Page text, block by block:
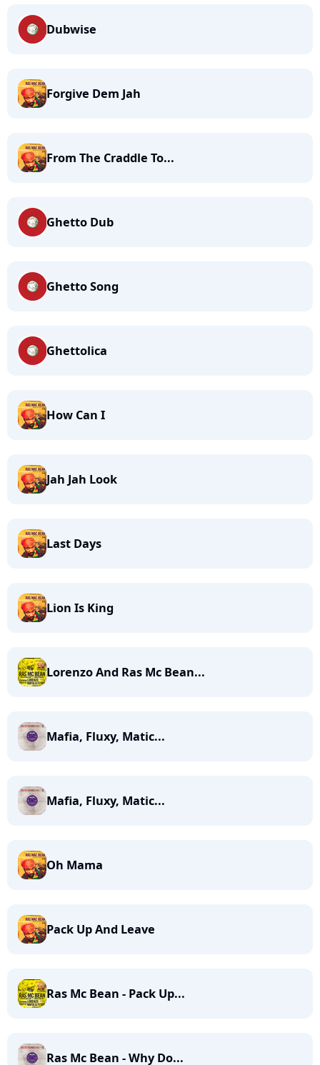
Dubwise
Forgive Dem Jah
From The Craddle To...
Ghetto Dub
Ghetto Song
Ghettolica
How Can I
Jah Jah Look
Last Days
Lion Is King
Lorenzo And Ras Mc Bean...
Mafia, Fluxy, Matic...
Mafia, Fluxy, Matic...
Oh Mama
Pack Up And Leave
Ras Mc Bean - Pack Up...
Ras Mc Bean - Why Do...